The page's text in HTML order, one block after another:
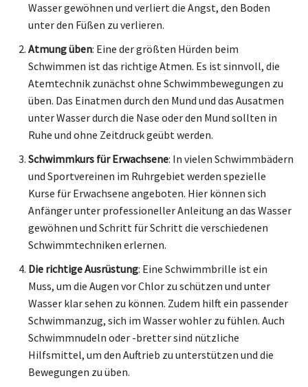
Wasser gewöhnen und verliert die Angst, den Boden
unter den Füßen zu verlieren.
Atmung üben: Eine der größten Hürden beim
Schwimmen ist das richtige Atmen. Es ist sinnvoll, die
Atemtechnik zunächst ohne Schwimmbewegungen zu
üben. Das Einatmen durch den Mund und das Ausatmen
unter Wasser durch die Nase oder den Mund sollten in
Ruhe und ohne Zeitdruck geübt werden.
Schwimmkurs für Erwachsene: In vielen Schwimmbädern
und Sportvereinen im Ruhrgebiet werden spezielle
Kurse für Erwachsene angeboten. Hier können sich
Anfänger unter professioneller Anleitung an das Wasser
gewöhnen und Schritt für Schritt die verschiedenen
Schwimmtechniken erlernen.
Die richtige Ausrüstung: Eine Schwimmbrille ist ein
Muss, um die Augen vor Chlor zu schützen und unter
Wasser klar sehen zu können. Zudem hilft ein passender
Schwimmanzug, sich im Wasser wohler zu fühlen. Auch
Schwimmnudeln oder -bretter sind nützliche
Hilfsmittel, um den Auftrieb zu unterstützen und die
Bewegungen zu üben.